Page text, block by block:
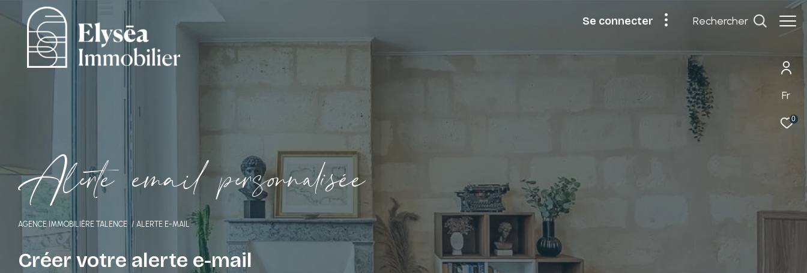
Fr
0
se connecter rechercher
Alete emai pesonaiée
AGENCE IMMOBILIÈRE TALENCE ALERTE E-MAIL
Créer votre alerte e-mail